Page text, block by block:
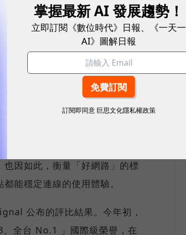
sponsored by
台灣大哥大
讓其在人潮聚集、高速移動或
因如此，衡量「好網路」的標
能穩定連線的使用體驗。
公布的評比結果。今年初，
全台 No.1 」國際級榮譽，在
掌握最新 AI 發展趨勢！
立即訂閱《數位時代》日報、《一天一
AI》圖解日報
訂閱即同意 巨思文化隱私權政策